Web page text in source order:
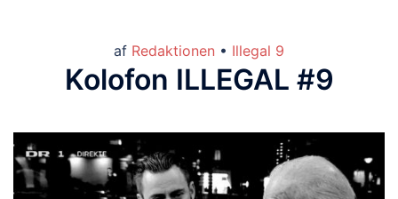
af Redaktionen • Illegal 9
Kolofon ILLEGAL #9